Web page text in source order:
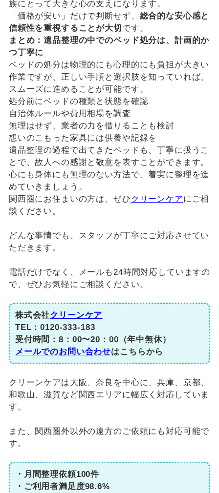
族にとって大きな心の支えになります。
「価格が安い」だけで判断せず、 総合的な安心感と
信頼性を重視することが大切 です。
まとめ：遺品整理の中でのベッド処分は、計画的か
つ丁寧に
ベッドの処分は物理的にも心理的にも負担が大きい
作業ですが、正しい手順と選択肢を知っていれば、
スムーズに進めることが可能です。
処分前にベッドの種類と状態を確認
自治体ルールや費用相場を調査
無理はせず、業者の力を借りることも検討
想いのこもった家具には供養や記録を
遺品整理の過程で出てきたベッドも、丁寧に扱うこ
とで、故人への感謝と敬意を表すことができます。
心にも身体にも無理のない方法で、着実に整理を進
めていきましょう。
関西圏にお住まいの方は、ぜひ クリーンケアにご相
談ください。
どんな事情でも、スタッフが丁寧にご対応させてい
ただきます。
電話だけでなく、メールも24時間対応していますの
で、ぜひお気軽にご相談ください。
株式会社クリーンケア
TEL：0120-333-183
受付時間：8：00〜20：00（年中無休）
メールでのお問い合わせはこちらから
クリーンケアは大阪、奈良を中心に、兵庫、京都、
和歌山、滋賀など関西エリアに幅広く対応していま
す。
また、関西圏外以外の遠方のご依頼にも対応可能で
す。
・月間整理依頼100件
・ご利用者満足度98.6%